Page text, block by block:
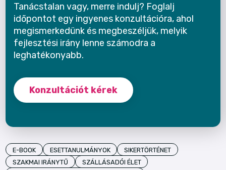
Tanácstalan vagy, merre indulj? Foglalj
időpontot egy ingyenes konzultációra, ahol
megismerkedünk és megbeszéljük, melyik
fejlesztési irány lenne számodra a
leghatékonyabb.
Konzultációt kérek
E-BOOK ESETTANULMÁNYOK
SIKERTÖRTÉNET
SZAKMAI IRÁNYTŰ
SZÁLLÁSADÓI ÉLET